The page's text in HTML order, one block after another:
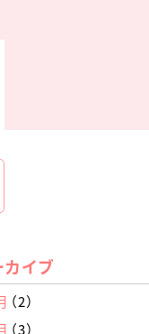
イブ
（2）
（3）